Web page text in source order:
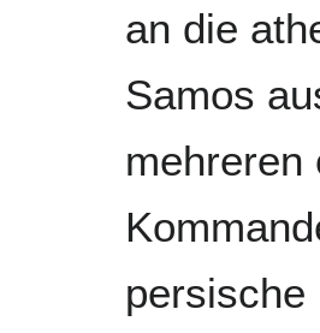
an die
Samos
mehreren
persische